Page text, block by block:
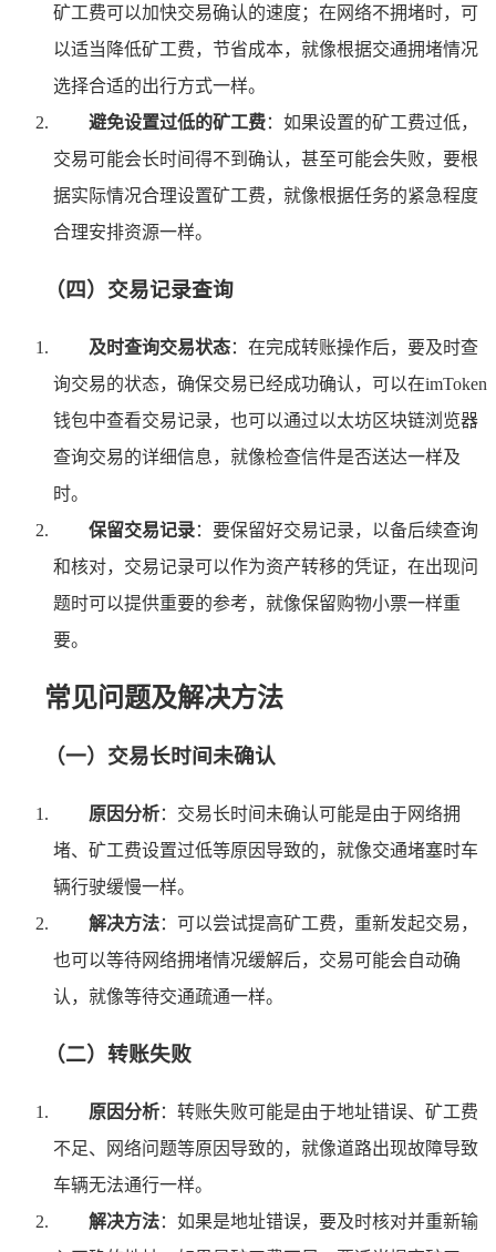
矿工费可以加快交易确认的速度；在网络不拥堵时，可
以适当降低矿工费，节省成本，就像根据交通拥堵情况
选择合适的出行方式一样。
避免设置过低的矿工费：如果设置的矿工费过低，
交易可能会长时间得不到确认，甚至可能会失败，要根
据实际情况合理设置矿工费，就像根据任务的紧急程度
合理安排资源一样。
（四）交易记录查询
及时查询交易状态：在完成转账操作后，要及时查
询交易的状态，确保交易已经成功确认，可以在imToken
钱包中查看交易记录，也可以通过以太坊区块链浏览器
查询交易的详细信息，就像检查信件是否送达一样及
时。
保留交易记录：要保留好交易记录，以备后续查询
和核对，交易记录可以作为资产转移的凭证，在出现问
题时可以提供重要的参考，就像保留购物小票一样重
要。
常见问题及解决方法
（一）交易长时间未确认
原因分析：交易长时间未确认可能是由于网络拥
堵、矿工费设置过低等原因导致的，就像交通堵塞时车
辆行驶缓慢一样。
解决方法：可以尝试提高矿工费，重新发起交易，
也可以等待网络拥堵情况缓解后，交易可能会自动确
认，就像等待交通疏通一样。
（二）转账失败
原因分析：转账失败可能是由于地址错误、矿工费
不足、网络问题等原因导致的，就像道路出现故障导致
车辆无法通行一样。
解决方法：如果是地址错误，要及时核对并重新输